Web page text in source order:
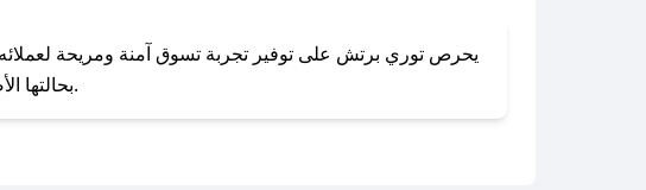
بحالتها الأصلية وغير مستخدمة. يمكنك تقديم طلب الإرجاع بسهولة عبر موقعنا الإلكتروني أو من خلال خدمة العملاء.